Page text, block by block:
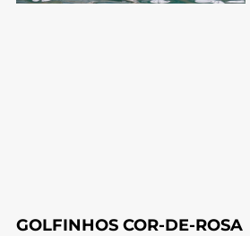
GOLFINHOS COR-DE-ROSA